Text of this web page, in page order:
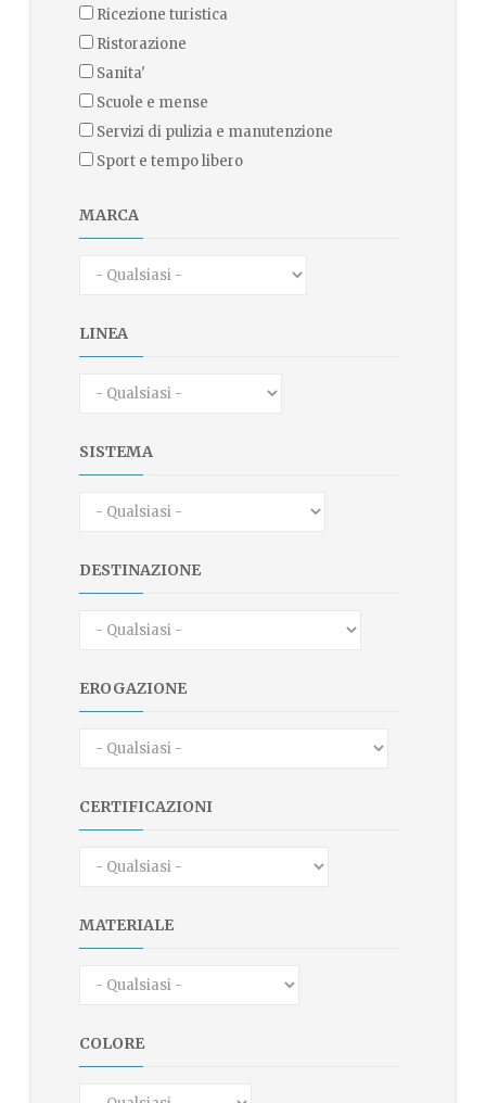
ricezione turistica
ristorazione
sanita'
scuole e mense
servizi di pulizia e manutenzione
sport e tempo libero
MARCA
LINEA
SISTEMA
DESTINAZIONE
EROGAZIONE
CERTIFICAZIONI
MATERIALE
COLORE